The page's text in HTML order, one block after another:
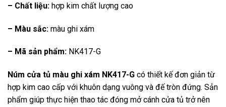
– Chất liệu: hợp kim chất lượng cao
– Màu sắc: màu ghi xám
– Mã sản phẩm: NK417-G
Núm cửa tủ màu ghi xám NK417-G có thiết kế đơn giản từ
hợp kim cao cấp với khuôn dạng vuông và đế tròn đứng. Sản
phẩm giúp thực hiện thao tác đóng mở cánh cửa tủ trở nên